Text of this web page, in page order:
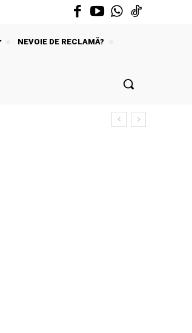
NEVOIE DE RECLAMĂ?